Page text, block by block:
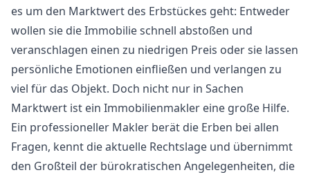
es um den Marktwert des Erbstückes geht: Entweder
wollen sie die Immobilie schnell abstoßen und
veranschlagen einen zu niedrigen Preis oder sie lassen
persönliche Emotionen einfließen und verlangen zu
viel für das Objekt. Doch nicht nur in Sachen
Marktwert ist ein Immobilienmakler eine große Hilfe.
Ein professioneller Makler berät die Erben bei allen
Fragen, kennt die aktuelle Rechtslage und übernimmt
den Großteil der bürokratischen Angelegenheiten, die